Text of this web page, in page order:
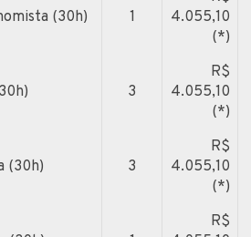
(30h) 1
4.055,10
(*)
3
R$
4.055,10
(*)
(30h) 3
R$
4.055,10
(*)
R$